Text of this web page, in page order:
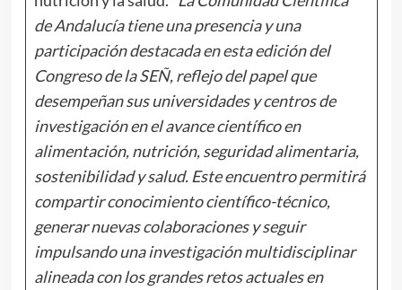
de Andalucía tiene una presencia y una
participación destacada en esta edición del
Congreso de la SEÑ, reflejo del papel que
desempeñan sus universidades y centros de
investigación en el avance científico en
alimentación, nutrición, seguridad alimentaria,
sostenibilidad y salud. Este encuentro permitirá
compartir conocimiento científico-técnico,
generar nuevas colaboraciones y seguir
impulsando una investigación multidisciplinar
alineada con los grandes retos actuales en